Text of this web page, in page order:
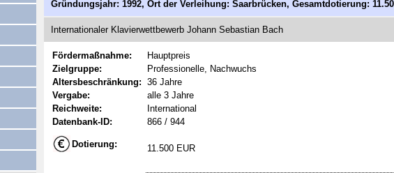
Gründungsjahr: 1992, Ort der Verleihung: Saarbrücken, Gesamtdotierung:
Internationaler Klavierwettbewerb Johann Sebastian Bach
Fördermaßnahme:
Hauptpreis
Zielgruppe:
Professionelle, Nachwuchs
Altersbeschränkung: 36 Jahre
Vergabe:
alle 3 Jahre
Reichweite:
International
Datenbank-ID:
866 / 944
Dotierung: 11.500 EUR